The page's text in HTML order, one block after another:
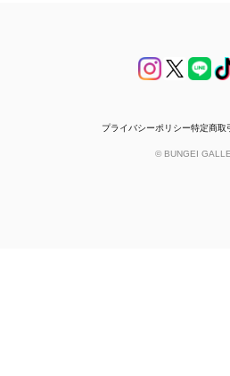
プライバシーポリシー特定商取
© BUNGEI